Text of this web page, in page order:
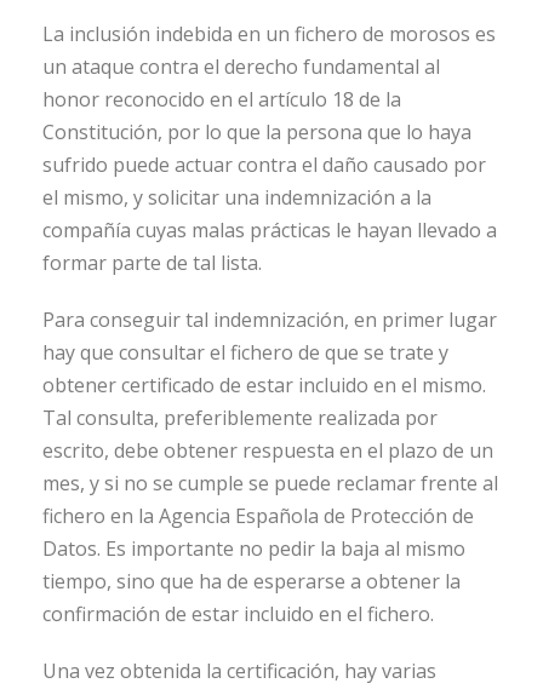
La inclusión indebida en un fichero de morosos es
un ataque contra el derecho fundamental al
honor reconocido en el artículo 18 de la
Constitución, por lo que la persona que lo haya
sufrido puede actuar contra el daño causado por
el mismo, y solicitar una indemnización a la
compañía cuyas malas prácticas le hayan llevado a
formar parte de tal lista.
Para conseguir tal indemnización, en primer lugar
hay que consultar el fichero de que se trate y
obtener certificado de estar incluido en el mismo.
Tal consulta, preferiblemente realizada por
escrito, debe obtener respuesta en el plazo de un
mes, y si no se cumple se puede reclamar frente al
fichero en la Agencia Española de Protección de
Datos. Es importante no pedir la baja al mismo
tiempo, sino que ha de esperarse a obtener la
confirmación de estar incluido en el fichero.
Una vez obtenida la certificación, hay varias